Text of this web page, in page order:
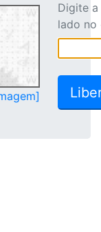
Digite
lado no